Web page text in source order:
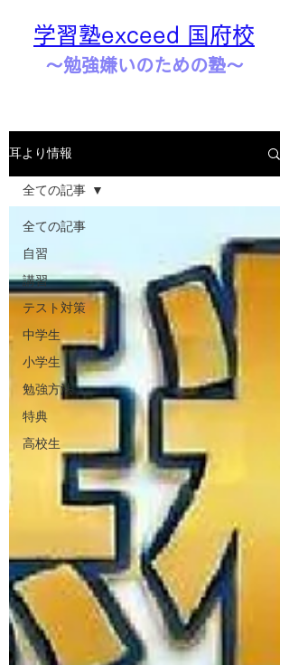
学習塾exceed 国府校
​​～勉強嫌いのための塾～
耳より情報
全ての記事
自習
講習
テスト対策
中学生
小学生
勉強方法
特典
高校生
全ての記事